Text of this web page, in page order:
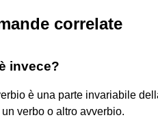
correlate
invece?
è una parte invariabile
verbo o altro avverbio.